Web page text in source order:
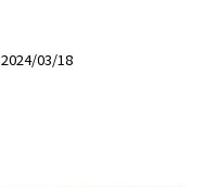
2024/03/18